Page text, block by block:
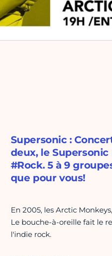
Supersonic :
deux, le
#Rock. 5 à 9
que pour vous!
En 2005, les Arctic
Le bouche-à-oreille fait le
l'indie rock.